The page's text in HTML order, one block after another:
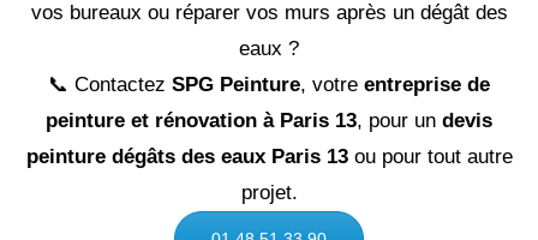
vos bureaux ou réparer vos murs après un dégât des
eaux ?
📞 Contactez SPG Peinture, votre entreprise de
peinture et rénovation à Paris 13, pour un devis
peinture dégâts des eaux Paris 13ou pour tout autre
projet.